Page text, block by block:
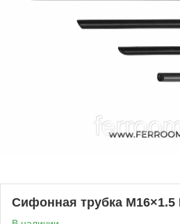
Сифонная трубка M16×1.5